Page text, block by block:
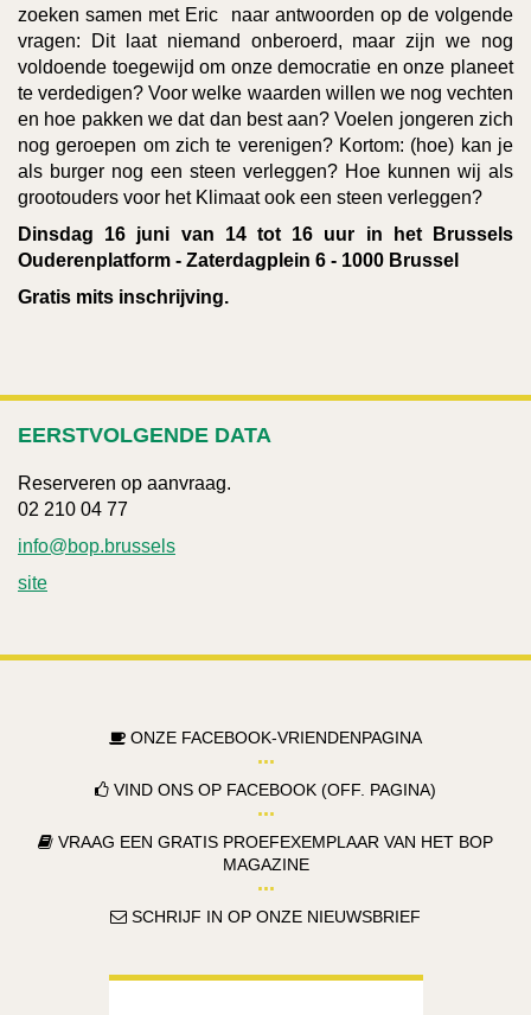
zoeken samen met Eric naar antwoorden op de volgende
vragen: Dit laat niemand onberoerd, maar zijn we nog
voldoende toegewijd om onze democratie en onze planeet
te verdedigen? Voor welke waarden willen we nog vechten
en hoe pakken we dat dan best aan? Voelen jongeren zich
nog geroepen om zich te verenigen? Kortom: (hoe) kan je
als burger nog een steen verleggen? Hoe kunnen wij als
grootouders voor het Klimaat ook een steen verleggen?
Dinsdag 16 juni van 14 tot 16 uur in het Brussels
Ouderenplatform - Zaterdagplein 6 - 1000 Brussel
Gratis mits inschrijving.
EERSTVOLGENDE DATA
Reserveren op aanvraag.
02 210 04 77
info@bop.brussels
site
ONZE FACEBOOK-VRIENDENPAGINA
VIND ONS OP FACEBOOK (OFF. PAGINA)
VRAAG EEN GRATIS PROEFEXEMPLAAR VAN HET BOP
MAGAZINE
SCHRIJF IN OP ONZE NIEUWSBRIEF